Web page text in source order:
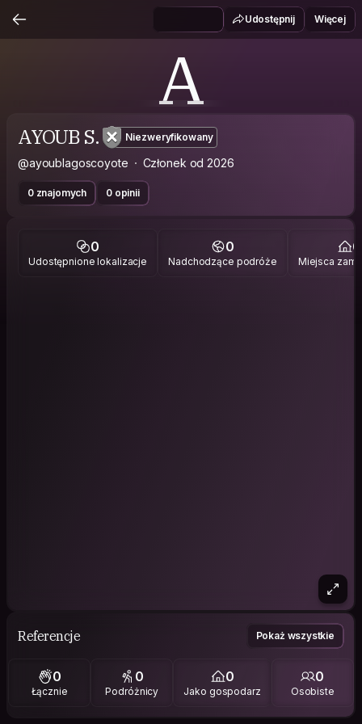
Udostępnij Więcej
A
AYOUB S. Niezweryfikowany
@ayoublagoscoyote Członek od 2026
0 znajomych 0 opinii
0
Udostępnione lokalizacje
0
Nadchodzące podróże
0
Miejsca
Referencje Pokaż wszystkie
0
Łącznie
0
Podróżnicy
0
Jako gospodarz
0
Osobiste